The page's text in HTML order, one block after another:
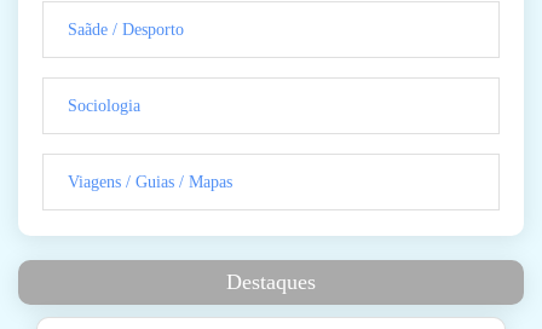
Saãde / Desporto
Sociologia
Viagens / Guias / Mapas
Destaques